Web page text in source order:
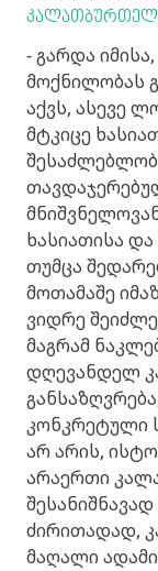
- გარდა
მოქნილობას
აქვს, ასევე
მტკიცე
ხასიათისა
თუმცა
მოთამაშე
ვიდრე
მაგრამ
დღევანდელ
კონკრეტული
არ არის,
არაერთი
ძირითადად,
მაღალი